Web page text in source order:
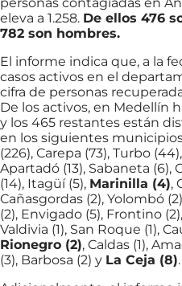
eleva a 1.258. De ellos 476
782 son hombres.
El informe indica que, a la
casos activos en el
cifra de personas
De los activos, en Medellín
y los 465 restantes están
en los siguientes
(226), Carepa (73), Turbo
Apartadó (13), Sabaneta (6),
(14), Itagüí (5), Marinilla (4),
Cañasgordas (2), Yolombó
(2), Envigado (5), Frontino
Valdivia (1), San Roque (1),
Rionegro (2), Caldas (1),
(3), Barbosa (2) y La Ceja (8).